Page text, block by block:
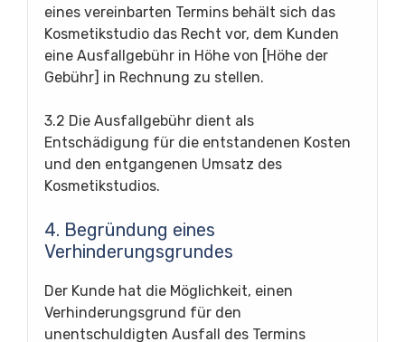
eines vereinbarten Termins behält sich das
Kosmetikstudio das Recht vor, dem Kunden
eine Ausfallgebühr in Höhe von [Höhe der
Gebühr] in Rechnung zu stellen.
3.2 Die Ausfallgebühr dient als
Entschädigung für die entstandenen Kosten
und den entgangenen Umsatz des
Kosmetikstudios.
4. Begründung eines
Verhinderungsgrundes
Der Kunde hat die Möglichkeit, einen
Verhinderungsgrund für den
unentschuldigten Ausfall des Termins